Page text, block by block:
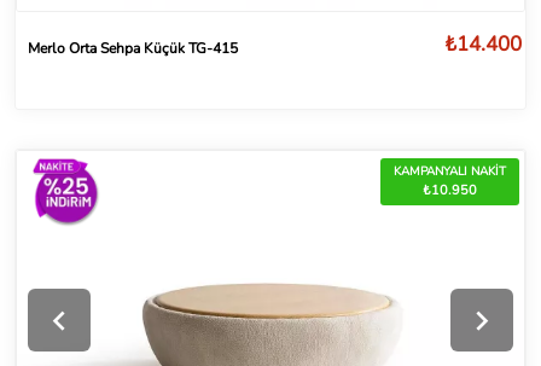
Merlo Orta Sehpa Küçük TG-415 ₺14.400
KAMPANYALI NAKİT
₺10.950